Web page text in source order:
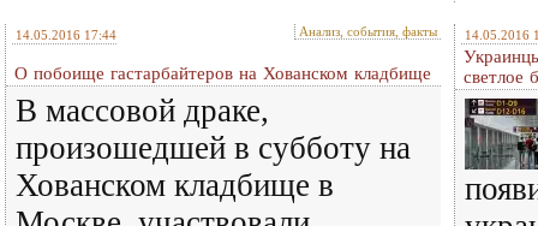
14.05.2016 17:44 Анализ, события, факты
О побоище гастарбайтеров на Хованском кладбище
В массовой драке,
произошедшей в субботу на
Хованском кладбище в
14.05.2016
светлое